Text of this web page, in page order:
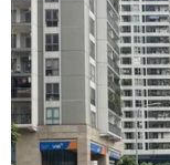
Động đất tại
thiệt mạng đã
người